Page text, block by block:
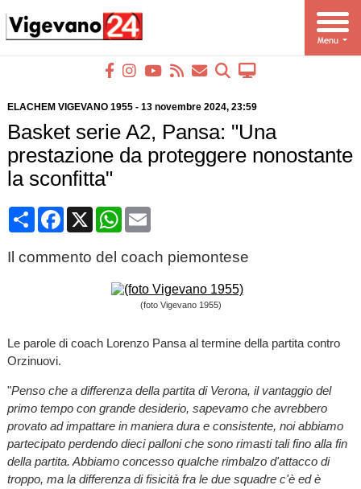
ELACHEM VIGEVANO 1955- 13 novembre 2024, 23:59
Basket serie A2, Pansa: "Una
prestazione da proteggere nonostante
la sconfitta"
CondividiFacebook
X WhatsApp
Email
Il commento del coach piemontese
(foto Vigevano 1955)
Le parole di coach Lorenzo Pansa al termine della partita contro
Orzinuovi.
"Penso che a differenza della partita di Verona, il vantaggio del
primo tempo con grande desiderio, sapevamo che avrebbero
provato ad impattare in maniera dura e consistente, noi abbiamo
partecipato perdendo dieci palloni che sono rimasti tali fino alla fin
della partita. Abbiamo concesso qualche rimbalzo d'attacco di
troppo, ma la differenza di fisicità fra le due squadre c'è ed è